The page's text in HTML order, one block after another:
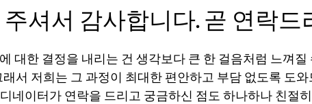
셔서 감사합니다. 곧 연락드
대한 결정을 내리는 건 생각보다 큰 한 걸음처럼 느껴질
래서 저희는 그 과정이 최대한 편안하고 부담 없도록 도
네이터가 연락을 드리고 궁금하신 점도 하나하나 친절